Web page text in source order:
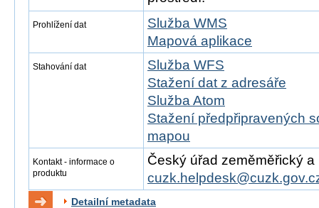
Prohlížení dat
Služba WMS
Mapová aplikace
Stahování dat
Služba WFS
Stažení dat z adresáře
Služba Atom
Stažení předpřipravených
mapou
Kontakt - informace o
produktu
Český úřad zeměměřický
Detailní metadata